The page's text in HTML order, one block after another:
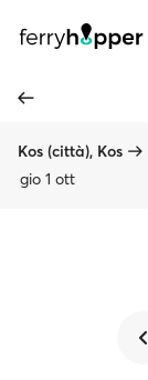
Kos (città), Kos
gio 1 ott